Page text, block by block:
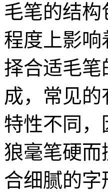
毛笔的结
程度上影
择合适毛
成，常见
特性不同
狼毫笔硬
合细腻的